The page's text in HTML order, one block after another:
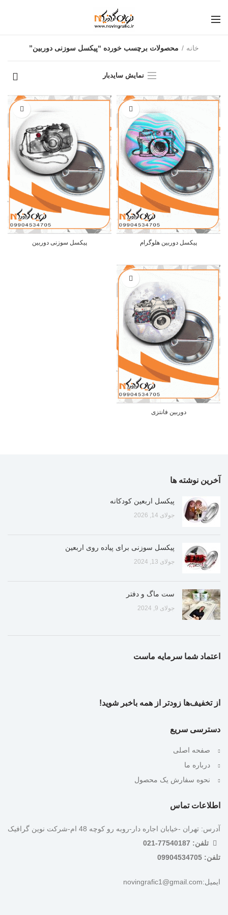
خانه محصولات برچسب خورده “پیکسل سوزنی دوربین”
نمایش سایدبار
پیکسل دوربین هلوگرام پیکسل سوزنی دوربین
دوربین فانتزی
آخرین نوشته ها
پیکسل اربعین کودکانه
جولای 14, 2026
پیکسل سوزنی برای پیاده روی اربعین
جولای 13, 2024
ست ماگ و دفتر
جولای 9, 2024
اعتماد شما سرمایه ماست
از تخفیف‌ها زودتر از همه باخبر شوید!
دسترسی سریع
صفحه اصلی
درباره ما
نحوه سفارش یک محصول
اطلاعات تماس
آدرس: تهران -خیابان اجاره دار-روبه رو کوچه 48 ام-شرکت نوین گرافیک
تلفن: 77540187-021
تلفن: 09904534705
ایمیل:novingrafic1@gmail.com